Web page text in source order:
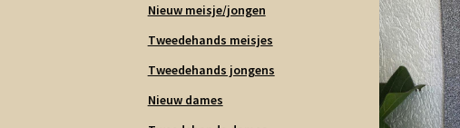
Nieuw meisje/jongen
Tweedehands meisjes
Tweedehands jongens
Nieuw dames